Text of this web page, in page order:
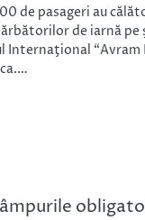
de pasageri au
de iarnă pe
Internaţional “Avram